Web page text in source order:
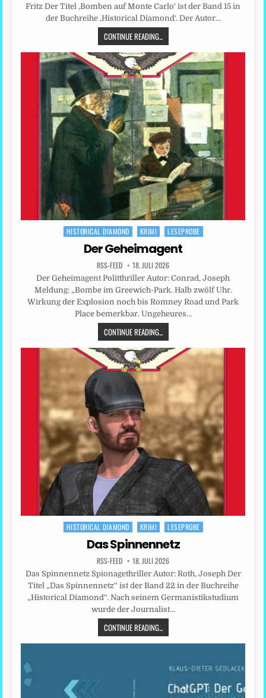
Fritz Der Titel ‚Bomben auf Monte Carlo‘ ist der Band 15 in
der Buchreihe ‚Historical Diamond‘. Der Autor…
CONTINUE READING...
Posted
HISTORICAL DIAMOND KRIMI LESEPROBE
Der Geheimagent
RSS-FEED 18. JULI 2026
Der Geheimagent Politthriller Autor: Conrad, Joseph
Meldung: „Bombe im Greewich-Park. Halb zwölf Uhr.
Wirkung der Explosion noch bis Romney Road und Park
Place bemerkbar. Ungeheures…
CONTINUE READING...
Posted
HISTORICAL DIAMOND KRIMI LESEPROBE
Das Spinnennetz
RSS-FEED 18. JULI 2026
Das Spinnennetz Spionagethriller Autor: Roth, Joseph Der
Titel „Das Spinnennetz“ ist der Band 22 in der Buchreihe
„Historical Diamond“. Nach seinem Germanistikstudium
wurde der Journalist…
CONTINUE READING...